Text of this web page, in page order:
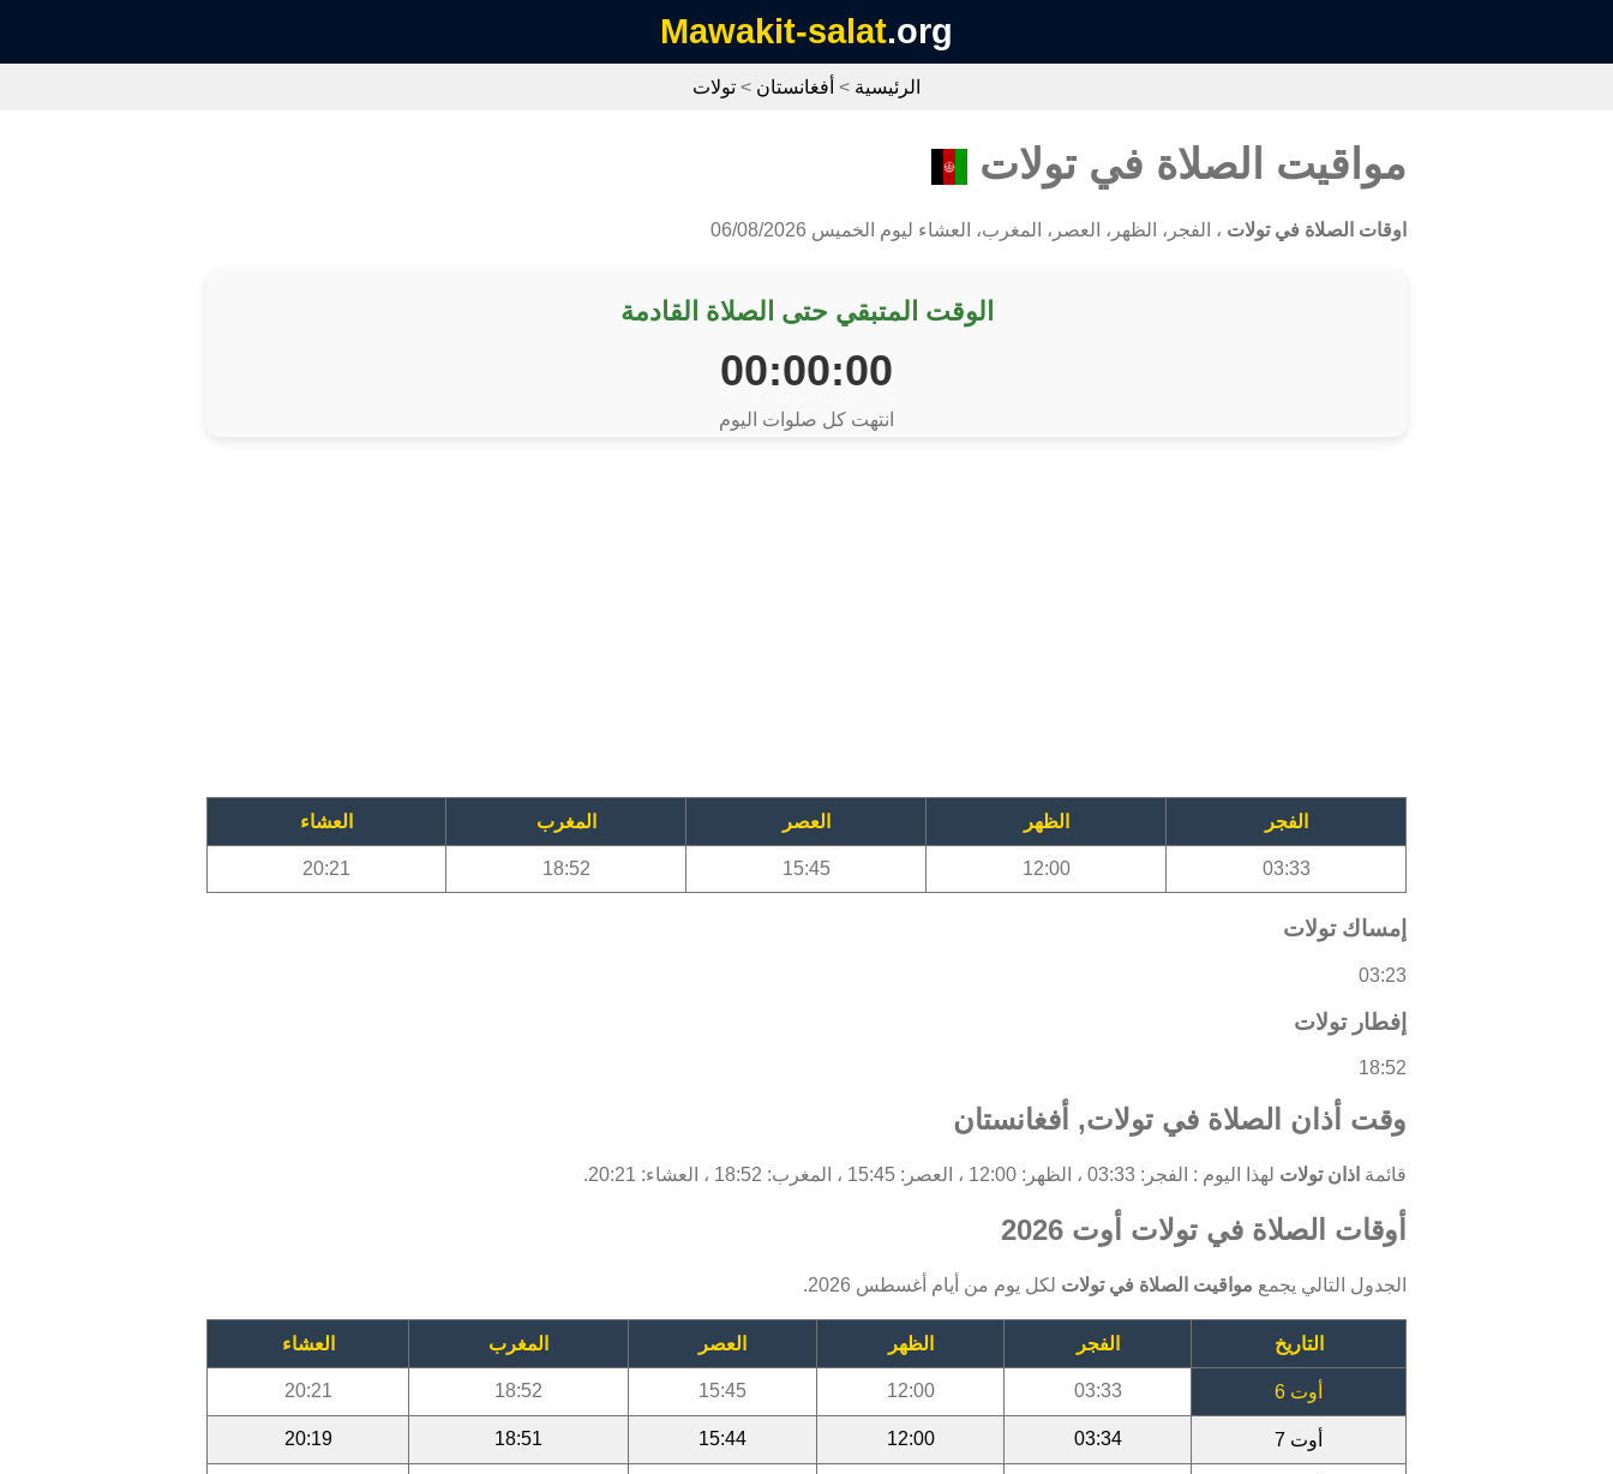
Mawakit-salat.org
الرئيسية > أفغانستان > تولات
مواقيت الصلاة في تولات
اوقات الصلاة في تولات ، الفجر، الظهر، العصر، المغرب، العشاء ليوم الخميس 06/08/2026
الوقت المتبقي حتى الصلاة القادمة
00:00:00
انتهت كل صلوات اليوم
الفجر الظهر العصر المغرب العشاء
03:33
12:00
15:45
18:52
20:21
إمساك تولات
03:23
إفطار تولات
18:52
وقت أذان الصلاة في تولات, أفغانستان
قائمة اذان تولات لهذا اليوم : الفجر: 03:33 ، الظهر: 12:00 ، العصر: 15:45 ، المغرب: 18:52 ، العشاء: 20:21.
أوقات الصلاة في تولات أوت 2026
الجدول التالي يجمع مواقيت الصلاة في تولات لكل يوم من أيام أغسطس 2026.
التاريخ الفجر الظهر العصر المغرب العشاء
أوت 6 03:33
12:00
15:45
18:52
20:21
أوت 7 03:34
12:00
15:44
18:51
20:19